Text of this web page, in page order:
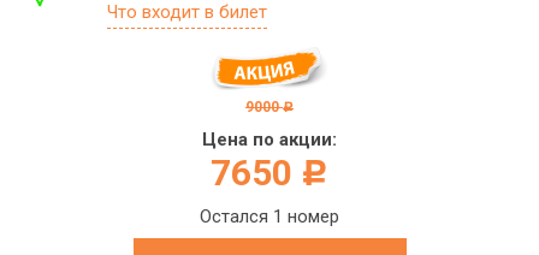
Что входит в билет
9000 c
Цена по акции:
7650 c
Остался 1 номер